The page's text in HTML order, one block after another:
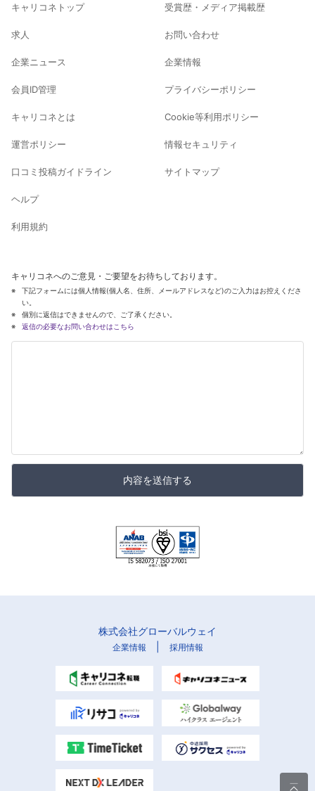
キャリコネトップ
求人
企業ニュース
会員ID管理
キャリコネとは
運営ポリシー
口コミ投稿ガイドライン
ヘルプ
利用規約
受賞歴・メディア掲載歴
お問い合わせ
企業情報
プライバシーポリシー
Cookie等利用ポリシー
情報セキュリティ
サイトマップ
キャリコネへのご意見・ご要望をお待ちしております。
下記フォームには個人情報(個人名、住所、メールアドレスなど)のご入力はお控えくださ
い。
個別に返信はできませんので、ご了承ください。
返信の必要なお問い合わせはこちら
内容を送信する
株式会社グローバルウェイ
企業情報 採用情報
